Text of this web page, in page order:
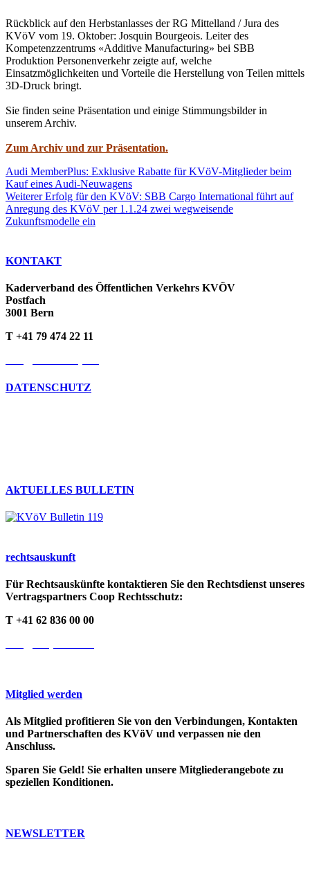
Rückblick auf den Herbstanlasses der RG Mittelland / Jura des
KVöV vom 19. Oktober: Josquin Bourgeois. Leiter des
Kompetenzzentrums «Additive Manufacturing» bei SBB
Produktion Personenverkehr zeigte auf, welche
Einsatzmöglichkeiten und Vorteile die Herstellung von Teilen mittels
3D-Druck bringt.
Sie finden seine Präsentation und einige Stimmungsbilder in
unserem Archiv.
Zum Archiv und zur Präsentation.
Audi MemberPlus: Exklusive Rabatte für KVöV-Mitglieder beim
Kauf eines Audi-Neuwagens
Weiterer Erfolg für den KVöV: SBB Cargo International führt auf
Anregung des KVöV per 1.1.24 zwei wegweisende
Zukunftsmodelle ein
KONTAKT
Kaderverband des Öffentlichen Verkehrs KVÖV
Postfach
3001 Bern
T +41 79 474 22 11
DATENSCHUTZ
AkTUELLES BULLETIN
rechts­auskunft
Für Rechtsauskünfte kontaktieren Sie den Rechtsdienst unseres
Vertragspartners Coop Rechtsschutz:
T +41 62 836 00 00
Mitglied werden
Als Mitglied profitieren Sie von den Verbindungen, Kontakten
und Partnerschaften des KVöV und verpassen nie den
Anschluss.
Sparen Sie Geld! Sie erhalten unsere Mitgliederangebote zu
speziellen Konditionen.
NEWSLETTER